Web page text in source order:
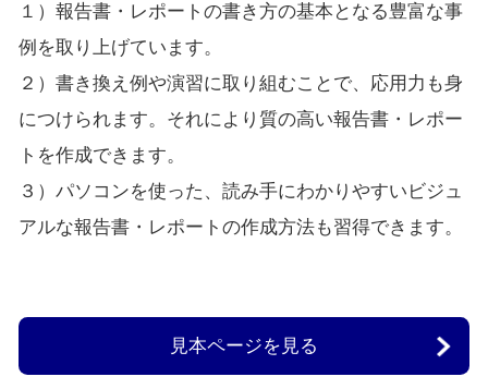
１）報告書・レポートの書き方の基本となる豊富な事
例を取り上げています。
２）書き換え例や演習に取り組むことで、応用力も身
につけられます。それにより質の高い報告書・レポー
トを作成できます。
３）パソコンを使った、読み手にわかりやすいビジュ
アルな報告書・レポートの作成方法も習得できます。
見本ページを見る